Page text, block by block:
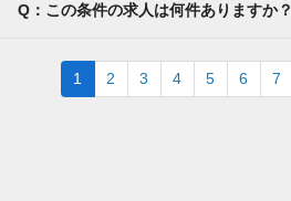
Q：この条件の求人は何件ありますか？
1 2 3 4 5 6 7